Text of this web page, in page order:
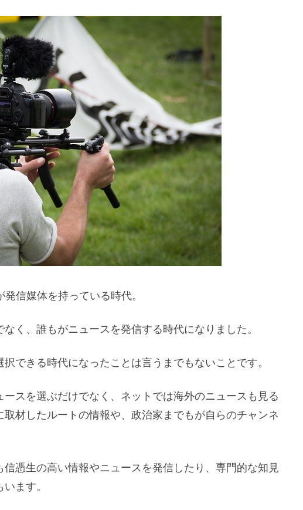
信媒体を持っている時代。
く、誰もがニュースを発信する時代になりました。
できる時代になったことは言うまでもないことです。
スを選ぶだけでなく、ネットでは海外のニュースも見る
材したルートの情報や、政治家までもが自らのチャンネ
憑生の高い情報やニュースを発信したり、専門的な知見
ます。